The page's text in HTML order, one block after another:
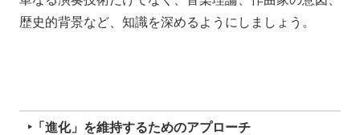
歴史的背景など、知識を深めるようにしましょう。
‣「進化」を維持するためのアプローチ